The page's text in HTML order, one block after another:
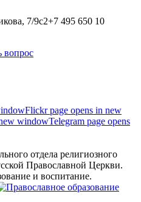
7/9с2+7 495 650 10
вопрос
Flickr page opens in new
windowTelegram page opens
отдела религиозного
Православной Церкви.
и воспитание.